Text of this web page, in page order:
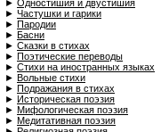
► Одностишия и двустишия
► Частушки и гарики
► Пародии
► Басни
► Сказки в стихах
► Поэтические переводы
► Стихи на иностранных языках
► Вольные стихи
► Подражания в стихах
► Историческая поэзия
► Мифологическая поэзия
► Медитативная поэзия